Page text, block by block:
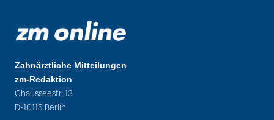
Zahnärztliche Mitteilungen
zm-Redaktion
Chausseestr. 13
D-10115 Berlin